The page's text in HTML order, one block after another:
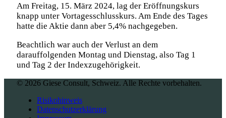
Am Freitag, 15. März 2024, lag der Eröffnungskurs
knapp unter Vortagesschlusskurs. Am Ende des Tages
hatte die Aktie dann aber 5,4% nachgegeben.
Beachtlich war auch der Verlust an dem
darauffolgenden Montag und Dienstag, also Tag 1
und Tag 2 der Indexzugehörigkeit.
© 2026 Giese Consult, Schweiz. Alle Rechte vorbehalten.
Risikohinweis
Datenschutzerklärung